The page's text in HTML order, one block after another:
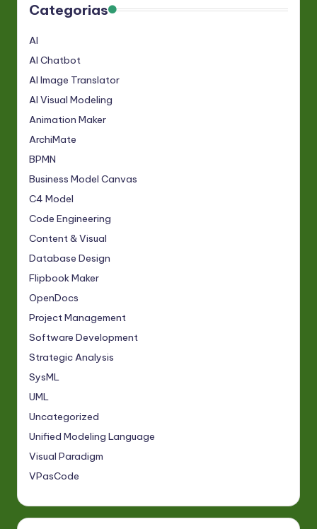
Categorias
AI
AI Chatbot
AI Image Translator
AI Visual Modeling
Animation Maker
ArchiMate
BPMN
Business Model Canvas
C4 Model
Code Engineering
Content & Visual
Database Design
Flipbook Maker
OpenDocs
Project Management
Software Development
Strategic Analysis
SysML
UML
Uncategorized
Unified Modeling Language
Visual Paradigm
VPasCode